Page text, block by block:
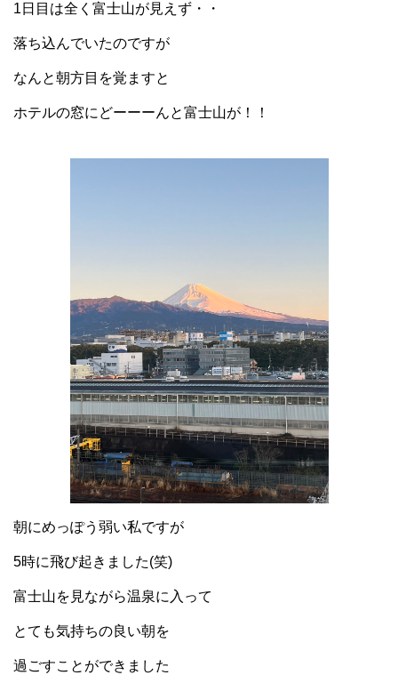
1日目は全く富士山が見えず・・
落ち込んでいたのですが
なんと朝方目を覚ますと
ホテルの窓にどーーーんと富士山が！！
朝にめっぽう弱い私ですが
5時に飛び起きました(笑)
富士山を見ながら温泉に入って
とても気持ちの良い朝を
過ごすことができました